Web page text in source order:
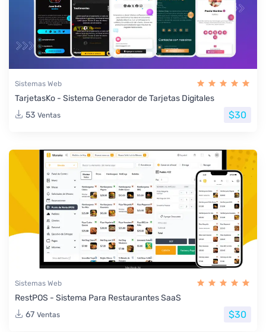
Sistemas Web
TarjetasKo - Sistema Generador de Tarjetas Digitales
53 Ventas $30
Sistemas Web
RestPOS - Sistema Para Restaurantes SaaS
67 Ventas $30